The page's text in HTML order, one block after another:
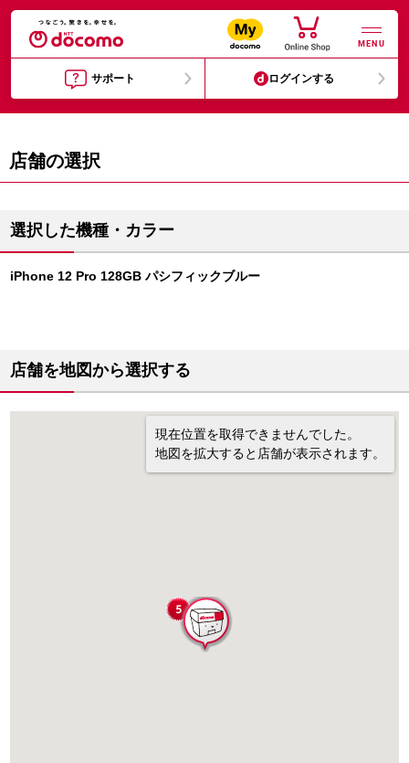
MENU
サポート ログインする
店舗の選択
選択した機種・カラー
iPhone 12 Pro 128GB パシフィックブルー
店舗を地図から選択する
現在位置を取得できませんでした。
地図を拡大すると店舗が表示されます。